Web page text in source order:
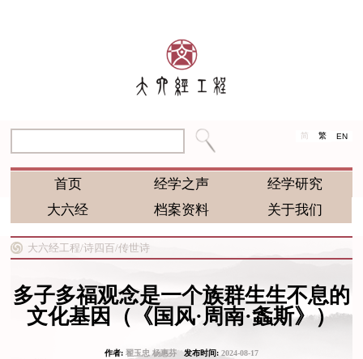
简 繁 EN
首页 经学之声
经学研究
大六经
档案资料 关于我们
大六经工程/诗四百/传世诗
多子多福观念是一个族群生生不息的
文化基因（《国风·周南·螽斯》）
作者: 翟玉忠 杨惠芬发布时间: 2024-08-17